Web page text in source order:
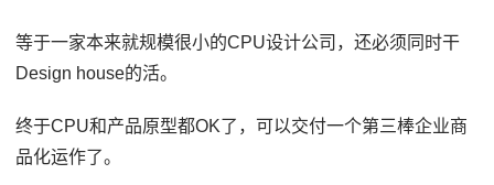
等于一家本来就规模很小的CPU设计公司，还必须同时干
Design house的活。
终于CPU和产品原型都OK了，可以交付一个第三棒企业商
品化运作了。